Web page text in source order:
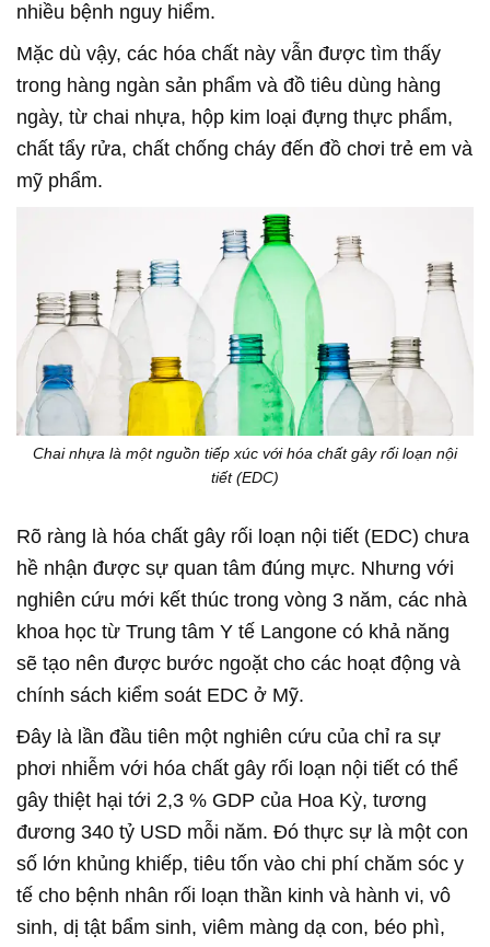
nhiều bệnh nguy hiểm.
Mặc dù vậy, các hóa chất này vẫn được tìm thấy
trong hàng ngàn sản phẩm và đồ tiêu dùng hàng
ngày, từ chai nhựa, hộp kim loại đựng thực phẩm,
chất tẩy rửa, chất chống cháy đến đồ chơi trẻ em và
mỹ phẩm.
Chai nhựa là một nguồn tiếp xúc với hóa chất gây rối loạn nội
tiết (EDC)
Rõ ràng là hóa chất gây rối loạn nội tiết (EDC) chưa
hề nhận được sự quan tâm đúng mực. Nhưng với
nghiên cứu mới kết thúc trong vòng 3 năm, các nhà
khoa học từ Trung tâm Y tế Langone có khả năng
sẽ tạo nên được bước ngoặt cho các hoạt động và
chính sách kiểm soát EDC ở Mỹ.
Đây là lần đầu tiên một nghiên cứu của chỉ ra sự
phơi nhiễm với hóa chất gây rối loạn nội tiết có thể
gây thiệt hại tới 2,3 % GDP của Hoa Kỳ, tương
đương 340 tỷ USD mỗi năm. Đó thực sự là một con
số lớn khủng khiếp, tiêu tốn vào chi phí chăm sóc y
tế cho bệnh nhân rối loạn thần kinh và hành vi, vô
sinh, dị tật bẩm sinh, viêm màng dạ con, béo phì,